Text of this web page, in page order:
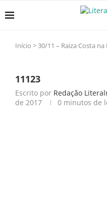
Início >30/11 – Raiza Costa
11123
Escrito por Redação
de 2017
0 minutos de